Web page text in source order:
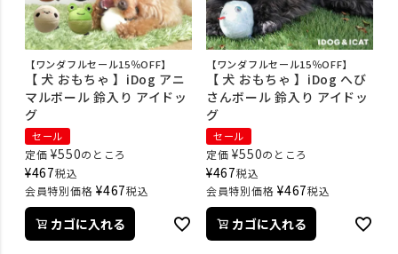
【ワンダフルセール15％OFF】
【 犬 おもちゃ 】iDog アニ
マルボール 鈴入り アイドッ
グ
セール
定価 ¥550のところ
¥467税込
会員特別価格 ¥467税込
カゴに入れる
【ワンダフルセール15％OFF】
【 犬 おもちゃ 】iDog へび
さんボール 鈴入り アイドッ
グ
セール
定価 ¥550のところ
¥467税込
会員特別価格 ¥467税込
カゴに入れる